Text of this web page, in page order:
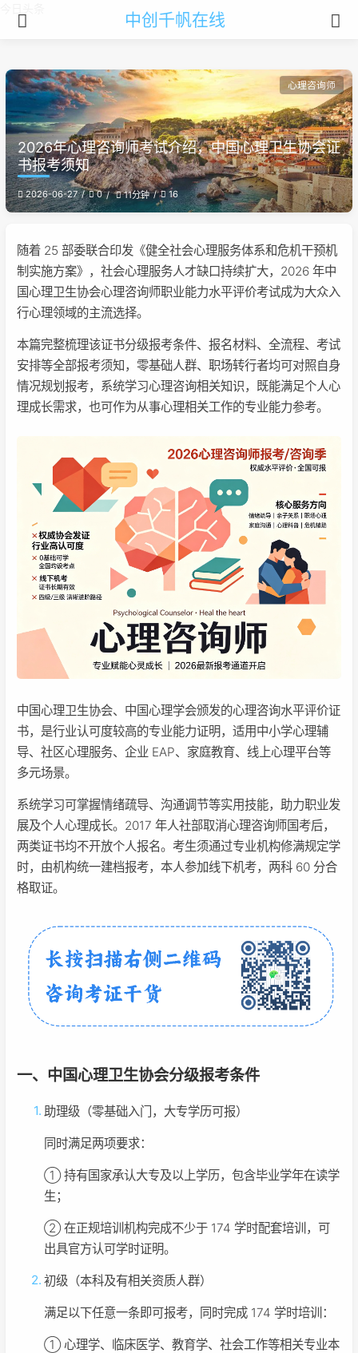
中创千帆在线
心理咨询师
2026年心理咨询师考试介绍，中国心理卫生协会证
书报考须知
2026-06-27 0 11分钟 16
随着 25 部委联合印发《健全社会心理服务体系和危机干预机
制实施方案》，社会心理服务人才缺口持续扩大，2026 年中
国心理卫生协会心理咨询师职业能力水平评价考试成为大众入
行心理领域的主流选择。
本篇完整梳理该证书分级报考条件、报名材料、全流程、考试
安排等全部报考须知，零基础人群、职场转行者均可对照自身
情况规划报考，系统学习心理咨询相关知识，既能满足个人心
理成长需求，也可作为从事心理相关工作的专业能力参考。
中国心理卫生协会、中国心理学会颁发的心理咨询水平评价证
书，是行业认可度较高的专业能力证明，适用中小学心理辅
导、社区心理服务、企业 EAP、家庭教育、线上心理平台等
多元场景。
系统学习可掌握情绪疏导、沟通调节等实用技能，助力职业发
展及个人心理成长。2017 年人社部取消心理咨询师国考后，
两类证书均不开放个人报名。考生须通过专业机构修满规定学
时，由机构统一建档报考，本人参加线下机考，两科 60 分合
格取证。
一、中国心理卫生协会分级报考条件
助理级（零基础入门，大专学历可报）
同时满足两项要求：
① 持有国家承认大专及以上学历，包含毕业学年在读学
生；
② 在正规培训机构完成不少于 174 学时配套培训，可
出具官方认可学时证明。
初级（本科及有相关资质人群）
满足以下任意一条即可报考，同时完成 174 学时培训：
① 心理学、临床医学、教育学、社会工作等相关专业本